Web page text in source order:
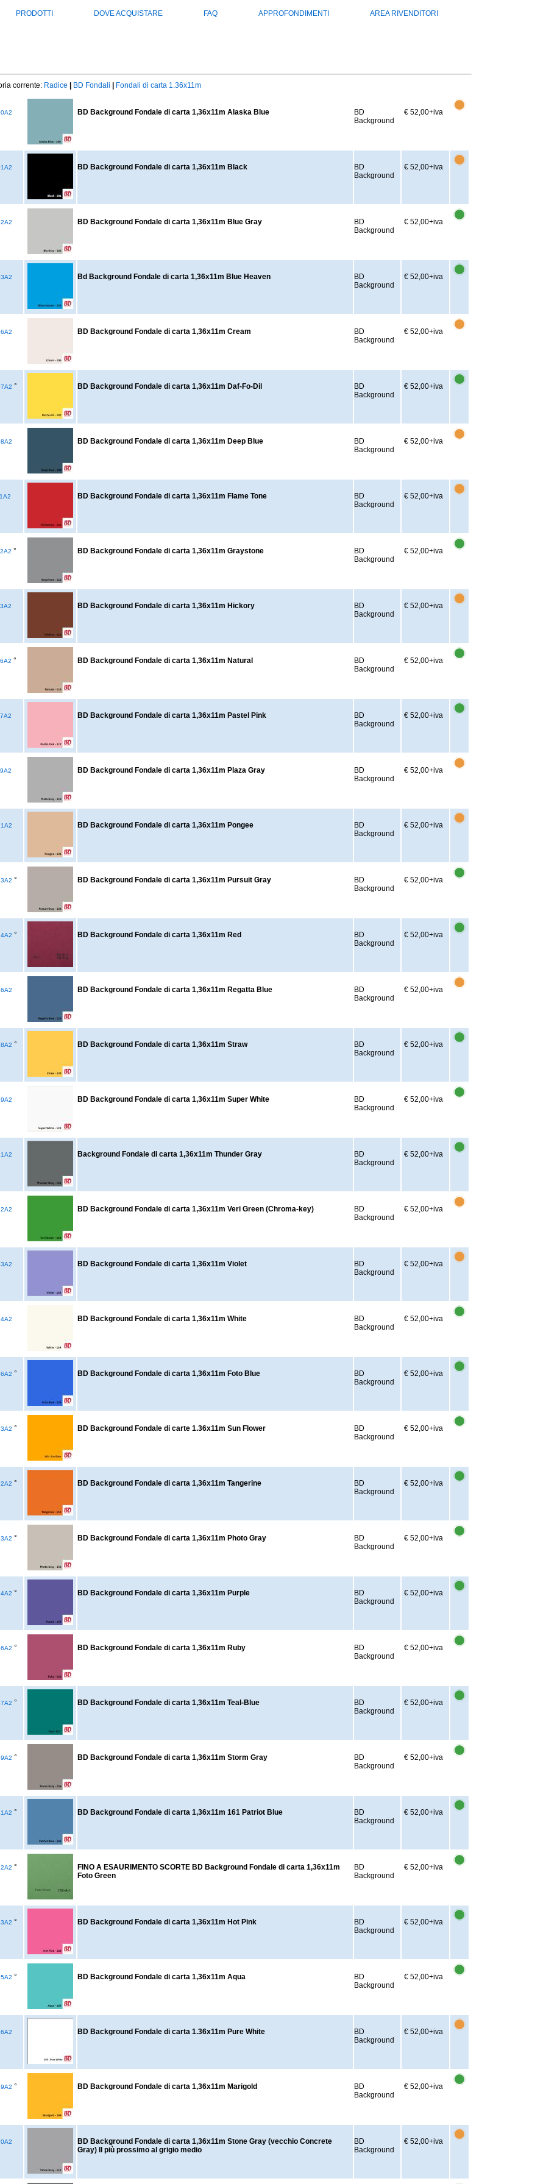
PRODOTTI DOVE ACQUISTARE FAQ APPROFONDIMENTI AREA RIVENDITORI
corrente: Radice BD Fondali Fondali di carta 1.36x11m
BD Background Fondale di carta 1,36x11m Alaska Blue
BD
Background
€ 52,00+iva
BD Background Fondale di carta 1,36x11m Black
BD
Background
€ 52,00+iva
BD Background Fondale di carta 1,36x11m Blue Gray
BD
Background
€ 52,00+iva
Bd Background Fondale di carta 1,36x11m Blue Heaven
BD
Background
€ 52,00+iva
BD Background Fondale di carta 1,36x11m Cream
BD
Background
€ 52,00+iva
° BD Background Fondale di carta 1,36x11m Daf-Fo-Dil
BD
Background
€ 52,00+iva
BD Background Fondale di carta 1,36x11m Deep Blue
BD
Background
€ 52,00+iva
BD Background Fondale di carta 1,36x11m Flame Tone
BD
Background
€ 52,00+iva
° BD Background Fondale di carta 1,36x11m Graystone
BD
Background
€ 52,00+iva
BD Background Fondale di carta 1,36x11m Hickory
BD
Background
€ 52,00+iva
° BD Background Fondale di carta 1,36x11m Natural
BD
Background
€ 52,00+iva
BD Background Fondale di carta 1,36x11m Pastel Pink
BD
Background
€ 52,00+iva
BD Background Fondale di carta 1,36x11m Plaza Gray
BD
Background
€ 52,00+iva
BD Background Fondale di carta 1,36x11m Pongee
BD
Background
€ 52,00+iva
° BD Background Fondale di carta 1,36x11m Pursuit Gray
BD
Background
€ 52,00+iva
° BD Background Fondale di carta 1,36x11m Red
BD
Background
€ 52,00+iva
BD Background Fondale di carta 1,36x11m Regatta Blue
BD
Background
€ 52,00+iva
° BD Background Fondale di carta 1,36x11m Straw
BD
Background
€ 52,00+iva
BD Background Fondale di carta 1,36x11m Super White
BD
Background
€ 52,00+iva
Background Fondale di carta 1,36x11m Thunder Gray
BD
Background
€ 52,00+iva
BD Background Fondale di carta 1,36x11m Veri Green (Chroma-key)
BD
Background
€ 52,00+iva
BD Background Fondale di carta 1,36x11m Violet
BD
Background
€ 52,00+iva
BD Background Fondale di carta 1,36x11m White
BD
Background
€ 52,00+iva
° BD Background Fondale di carta 1,36x11m Foto Blue
BD
Background
€ 52,00+iva
° BD Background Fondale di carte 1.36x11m Sun Flower
BD
Background
€ 52,00+iva
° BD Background Fondale di carta 1,36x11m Tangerine
BD
Background
€ 52,00+iva
° BD Background Fondale di carta 1,36x11m Photo Gray
BD
Background
€ 52,00+iva
° BD Background Fondale di carta 1,36x11m Purple
BD
Background
€ 52,00+iva
° BD Background Fondale di carta 1,36x11m Ruby
BD
Background
€ 52,00+iva
° BD Background Fondale di carta 1,36x11m Teal-Blue
BD
Background
€ 52,00+iva
° BD Background Fondale di carta 1,36x11m Storm Gray
BD
Background
€ 52,00+iva
° BD Background Fondale di carta 1,36x11m 161 Patriot Blue
BD
Background
€ 52,00+iva
°
FINO A ESAURIMENTO SCORTE BD Background Fondale di carta 1,36x11m
Foto Green
BD
Background
€ 52,00+iva
° BD Background Fondale di carta 1,36x11m Hot Pink
BD
Background
€ 52,00+iva
° BD Background Fondale di carta 1,36x11m Aqua
BD
Background
€ 52,00+iva
BD Background Fondale di carta 1.36x11m Pure White
BD
Background
€ 52,00+iva
° BD Background Fondale di carta 1,36x11m Marigold
BD
Background
€ 52,00+iva
BD Background Fondale di carta 1,36x11m Stone Gray (vecchio Concrete
Gray) Il più prossimo al grigio medio
BD
Background
€ 52,00+iva